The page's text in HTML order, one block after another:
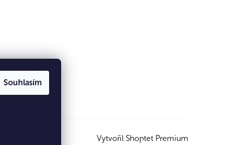
Souhlasím
Vytvořil Shoptet Premium